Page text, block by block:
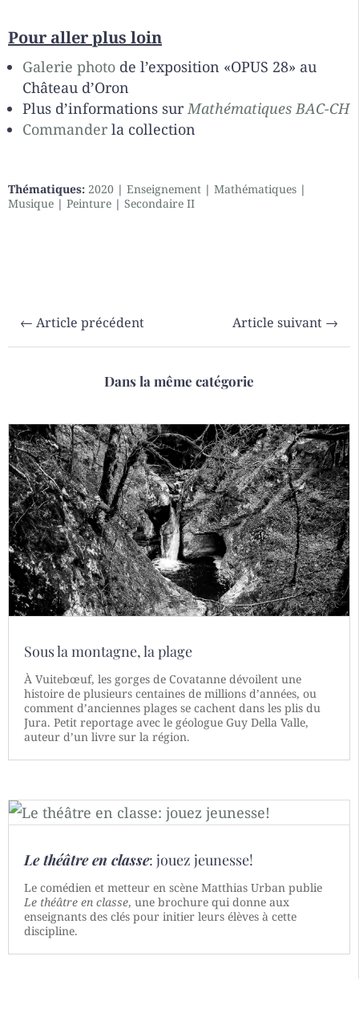
Pour aller plus loin
Galerie photo de l’exposition «OPUS 28» au
Château d’Oron
Plus d’informations sur Mathématiques BAC-CH
Commander la collection
Thématiques: 2020 | Enseignement | Mathématiques |
Musique | Peinture | Secondaire II
← Article précédent Article suivant →
Dans la même catégorie
Sous la montagne, la plage
À Vuitebœuf, les gorges de Covatanne dévoilent une
histoire de plusieurs centaines de millions d’années, ou
comment d’anciennes plages se cachent dans les plis du
Jura. Petit reportage avec le géologue Guy Della Valle,
auteur d’un livre sur la région.
Le théâtre en classe: jouez jeunesse!
Le comédien et metteur en scène Matthias Urban publie
Le théâtre en classe, une brochure qui donne aux
enseignants des clés pour initier leurs élèves à cette
discipline.